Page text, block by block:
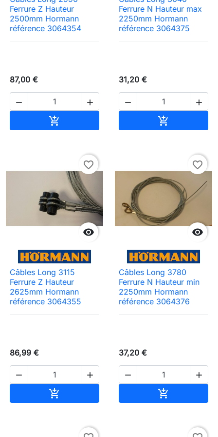
Ferrure Z Hauteur
2500mm Hormann
référence 3064354
87,00 €
 

Ferrure N Hauteur max
2250mm Hormann
référence 3064375
31,20 €
 


favorite_border
Câbles Long 3115
Ferrure Z Hauteur
2625mm Hormann
référence 3064355
86,99 €
 


favorite_border
Câbles Long 3780
Ferrure N Hauteur min
2250mm Hormann
référence 3064376
37,20 €
 
